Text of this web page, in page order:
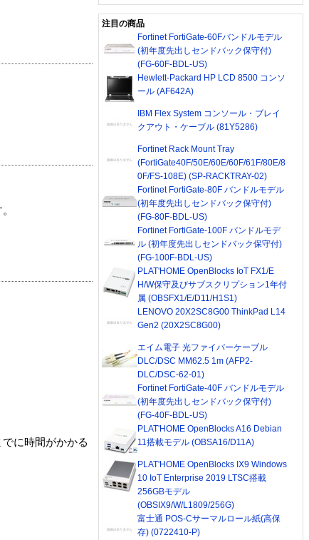
に時間がかかる
注目の商品
Fortinet FortiGate-60Fバンドルモデル
(初年度先出しセンドバック保守付)
(FG-60F-BDL-US)
Hewlett-Packard HP LCD 8500 コンソ
ール (AF642A)
IBM Flex System コンソール・ブレイ
クアウト・ケーブル (81Y5286)
Fortinet Rack Mount Tray
(FortiGate40F/50E/60E/60F/61F/80E/8
0F/FS-108E) (SP-RACKTRAY-02)
Fortinet FortiGate-80F バンドルモデル
(初年度先出しセンドバック保守付)
(FG-80F-BDL-US)
Fortinet FortiGate-100F バンドルモデ
ル (初年度先出しセンドバック保守付)
(FG-100F-BDL-US)
PLAT'HOME OpenBlocks IoT FX1/E
H/W保守及びサブスクリプション1年付
属 (OBSFX1/E/D11/H1S1)
LENOVO 20X2SC8G00 ThinkPad L14
Gen2 (20X2SC8G00)
エイム電子 光ファイバーケーブル
DLC/DSC MM62.5 1m (AFP2-
DLC/DSC-62-01)
Fortinet FortiGate-40F バンドルモデル
(初年度先出しセンドバック保守付)
(FG-40F-BDL-US)
PLAT'HOME OpenBlocks A16 Debian
11搭載モデル (OBSA16/D11A)
PLAT'HOME OpenBlocks IX9 Windows
10 IoT Enterprise 2019 LTSC搭載
256GBモデル
(OBSIX9/W/L1809/256G)
富士通 POS-Cサーマルロール紙(高保
存) (0722410-P)